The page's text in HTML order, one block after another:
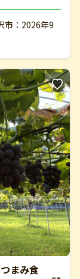
市：2026年9
まみ食